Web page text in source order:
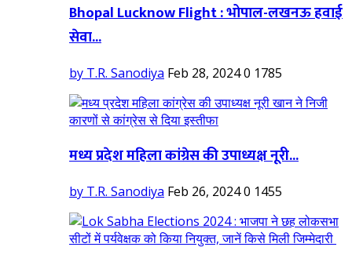
Bhopal Lucknow Flight : भोपाल-लखनऊ हवाई
सेवा...
by T.R. Sanodiya Feb 28, 20240 1785
मध्य प्रदेश महिला कांग्रेस की उपाध्यक्ष नूरी...
by T.R. Sanodiya Feb 26, 20240 1455